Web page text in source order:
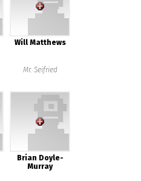
Will Matthews
Mr. Seifried
Brian Doyle-
Murray